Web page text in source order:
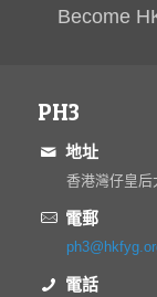
Become
PH3
地址
香港灣仔皇后
電郵
電話